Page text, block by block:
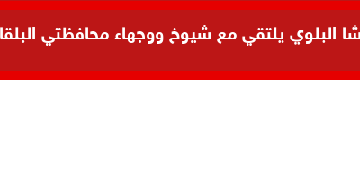
البلوي يلتقي مع شيوخ ووجهاء محافظتي